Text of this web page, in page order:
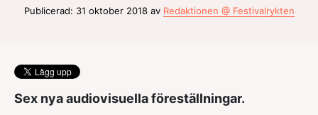
Publicerad: 31 oktober 2018 av Redaktionen @ Festivalrykten
Sex nya audiovisuella föreställningar.